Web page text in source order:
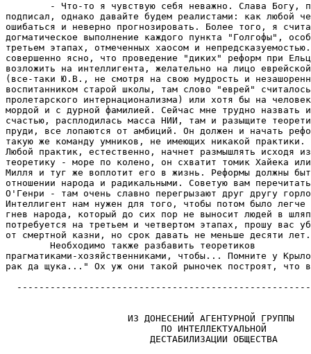
- Что-то я чувствую себя неважно. Слава Богу,
подписал, однако давайте будем реалистами: как любой
ошибаться и неверно прогнозировать. Более того, я
догматическое выполнение каждого пункта "Голгофы",
третьем этапах, отмеченных хаосом и
совершенно ясно, что проведение "диких" реформ при
возложить на интеллигента, желательно на лицо
(все-таки Ю.В., не смотря на свою мудрость и
воспитанником старой школы, там слово "еврей"
пролетарского интернационализма) или хотя бы на
мордой и с дурной фамилией. Сейчас мне трудно
счастью, расплодилась масса НИИ, там и разыщите
пруди, все лопаются от амбиций. Он должен и начать
такую же команду умников, не имеющих никакой
Любой практик, естественно, начнет размышлять исходя
теоретику - море по колено, он схватит томик Хайека
Милля и туг же воплотит его в жизнь. Реформы должны
отношении народа и радикальными. Советую вам
О'Генри - там очень славно перегрызают друг другу
Интеллигент нам нужен для того, чтобы потом было легче
гнев народа, который до сих пор не выносит людей в
потребуется на третьем и четвертом этапах, прошу вас
от смертной казни, но срок давать не меньше десяти лет.
        Необходимо также разбавить теоретиков
прагматиками-хозяйственниками, чтобы... Помните у
рак да щука..." Ох уж они такой рыночек построят, что
                      ИЗ ДОНЕСЕНИЙ АГЕНТУРНОЙ ГРУППЫ
                            ПО ИНТЕЛЛЕКТУАЛЬНОЙ
                          ДЕСТАБИЛИЗАЦИИ ОБЩЕСТВА